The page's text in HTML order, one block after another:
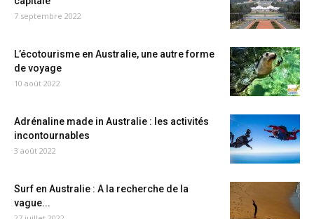
7 septembre 2022
L’écotourisme en Australie, une autre forme
de voyage
10 août 2022
Adrénaline made in Australie : les activités
incontournables
3 août 2022
Surf en Australie : A la recherche de la
vague...